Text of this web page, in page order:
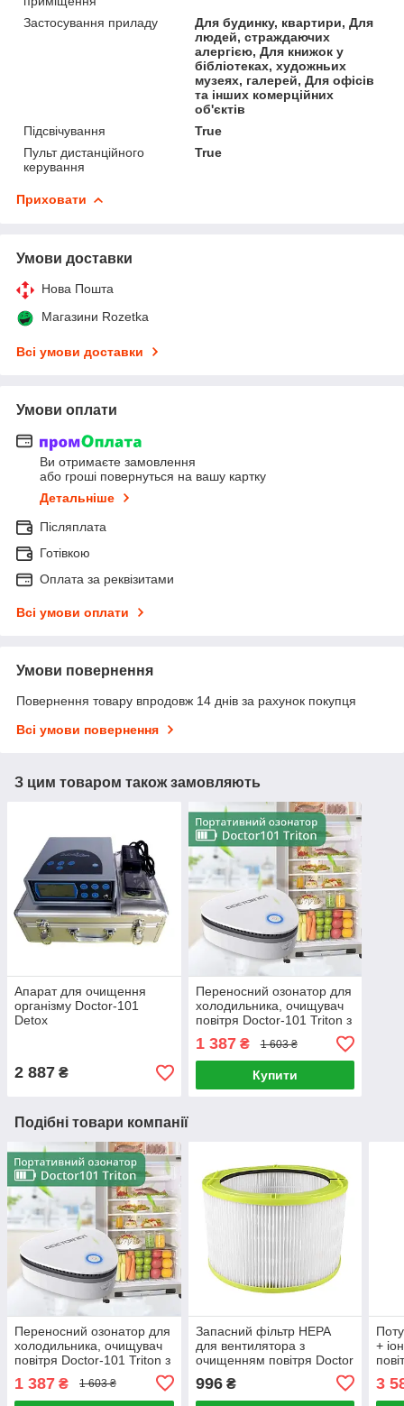
Застосування приладу
Для будинку, квартири, Для
людей, страждаючих
алергією, Для книжок у
бібліотеках, художньих
музеях, галерей, Для офісів
та інших комерційних
об'єктів
Підсвічування
True
Пульт дистанційного
керування
True
Приховати
Умови доставки
Нова Пошта
Магазини Rozetka
Всі умови доставки
Умови оплати
Ви отримаєте замовлення
або гроші повернуться на вашу картку
Детальніше
Післяплата
Готівкою
Оплата за реквізитами
Всі умови оплати
Умови повернення
Повернення товару впродовж 14 днів за рахунок покупця
Всі умови повернення
З цим товаром також замовляють
Апарат для очищення
організму Doctor-101
Detox
2 887 ₴
Переносний озонатор для
холодильника, очищувач
повітря Doctor-101 Triton з
зарядкою від USB
1 387₴ 1 603 ₴
Купити
Подібні товари компанії
Переносний озонатор для
холодильника, очищувач
повітря Doctor-101 Triton з
зарядкою від USB
1 387 ₴ 1 603 ₴
Запасний фільтр HEPA
для вентилятора з
очищенням повітря Doctor
996₴
+
із
3